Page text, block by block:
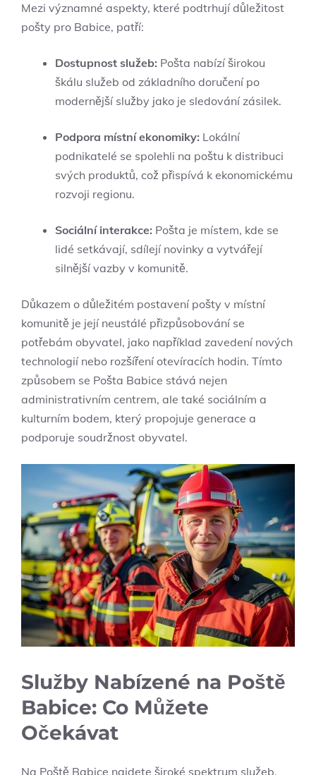
Mezi významné aspekty, které podtrhují důležitost
pošty pro Babice, patří:
Dostupnost služeb: Pošta nabízí širokou
škálu služeb od základního doručení po
modernější služby jako je sledování zásilek.
Podpora místní ekonomiky: Lokální
podnikatelé se spolehli na poštu k distribuci
svých produktů, což přispívá k ekonomickému
rozvoji regionu.
Sociální interakce: Pošta je místem, kde se
lidé setkávají, sdílejí novinky a vytvářejí
silnější vazby v komunitě.
Důkazem o důležitém postavení pošty v místní
komunitě je její neustálé přizpůsobování se
potřebám obyvatel, jako například zavedení nových
technologií nebo rozšíření otevíracích hodin. Tímto
způsobem se Pošta Babice stává nejen
administrativním centrem, ale také sociálním a
kulturním bodem, který propojuje generace a
podporuje soudržnost obyvatel.
Služby Nabízené na Poště
Babice: Co Můžete
Očekávat
Na Poště Babice najdete široké spektrum služeb,